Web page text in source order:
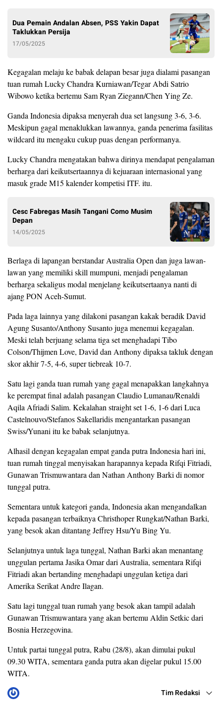
Dua Pemain Andalan Absen, PSS Yakin Dapat
Taklukkan Persija
17/05/2025
Kegagalan melaju ke babak delapan besar juga dialami pasangan
tuan rumah Lucky Chandra Kurniawan/Tegar Abdi Satrio
Wibowo ketika bertemu Sam Ryan Ziegann/Chen Ying Ze.
Ganda Indonesia dipaksa menyerah dua set langsung 3-6, 3-6.
Meskipun gagal menaklukkan lawannya, ganda penerima fasilitas
wildcard itu mengaku cukup puas dengan performanya.
Lucky Chandra mengatakan bahwa dirinya mendapat pengalaman
berharga dari keikutsertaannya di kejuaraan internasional yang
masuk grade M15 kalender kompetisi ITF. itu.
Cesc Fabregas Masih Tangani Como Musim
Depan
14/05/2025
Berlaga di lapangan berstandar Australia Open dan juga lawan-
lawan yang memiliki skill mumpuni, menjadi pengalaman
berharga sekaligus modal menjelang keikutsertaanya nanti di
ajang PON Aceh-Sumut.
Pada laga lainnya yang dilakoni pasangan kakak beradik David
Agung Susanto/Anthony Susanto juga menemui kegagalan.
Meski telah berjuang selama tiga set menghadapi Tibo
Colson/Thijmen Love, David dan Anthony dipaksa takluk dengan
skor akhir 7-5, 4-6, super tiebreak 10-7.
Satu lagi ganda tuan rumah yang gagal menapakkan langkahnya
ke perempat final adalah pasangan Claudio Lumanau/Renaldi
Aqila Afriadi Salim. Kekalahan straight set 1-6, 1-6 dari Luca
Castelnouvo/Stefanos Sakellaridis mengantarkan pasangan
Swiss/Yunani itu ke babak selanjutnya.
Alhasil dengan kegagalan empat ganda putra Indonesia hari ini,
tuan rumah tinggal menyisakan harapannya kepada Rifqi Fitriadi,
Gunawan Trismuwantara dan Nathan Anthony Barki di nomor
tunggal putra.
Sementara untuk kategori ganda, Indonesia akan mengandalkan
kepada pasangan terbaiknya Christhoper Rungkat/Nathan Barki,
yang besok akan ditantang Jeffrey Hsu/Yu Bing Yu.
Selanjutnya untuk laga tunggal, Nathan Barki akan menantang
unggulan pertama Jasika Omar dari Australia, sementara Rifqi
Fitriadi akan bertanding menghadapi unggulan ketiga dari
Amerika Serikat Andre Ilagan.
Satu lagi tunggal tuan rumah yang besok akan tampil adalah
Gunawan Trismuwantara yang akan bertemu Aldin Setkic dari
Bosnia Herzegovina.
Untuk partai tunggal putra, Rabu (28/8), akan dimulai pukul
09.30 WITA, sementara ganda putra akan digelar pukul 15.00
WITA.
Tim Redaksi